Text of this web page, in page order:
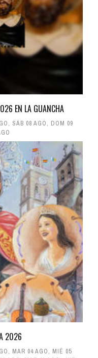
EN LA GUANCHA
, SÁB 08 AGO, DOM 09
2026
, MAR 04 AGO, MIÉ 05